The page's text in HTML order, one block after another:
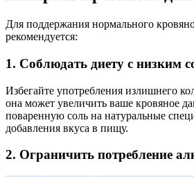
Для поддержания нормального
рекомендуется:
1. Соблюдать диету с низким
Избегайте употребления излишнего
она может увеличить ваше кровяное
поваренную соль на натуральные
добавления вкуса в пищу.
2. Ограничить потребление